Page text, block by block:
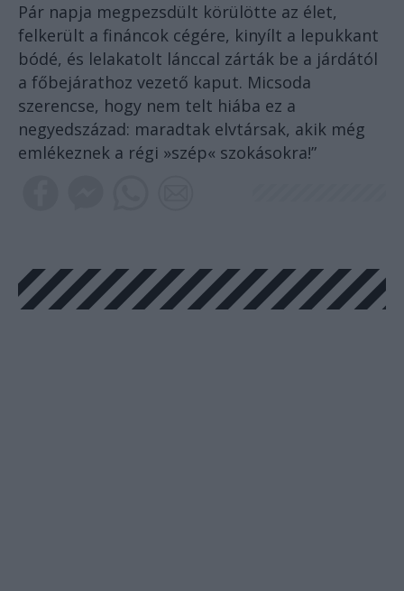
Pár napja megpezsdült körülötte az élet,
felkerült a fináncok cégére, kinyílt a lepukkant
bódé, és lelakatolt lánccal zárták be a járdától
a főbejárathoz vezető kaput. Micsoda
szerencse, hogy nem telt hiába ez a
negyedszázad: maradtak elvtársak, akik még
emlékeznek a régi »szép« szokásokra!”